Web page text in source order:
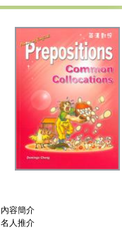
內容簡介
名人推介